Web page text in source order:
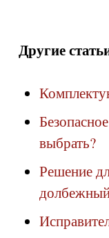
Другие
выбрать?
Решение